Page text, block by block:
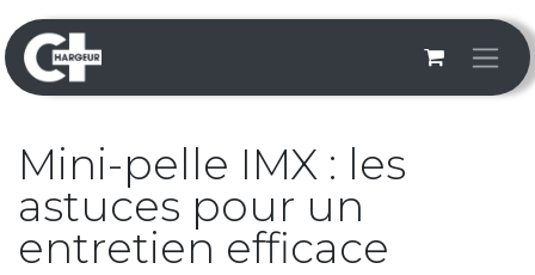
Se rendre au contenu
Mini-pelle IMX : les
astuces pour un
entretien efficace